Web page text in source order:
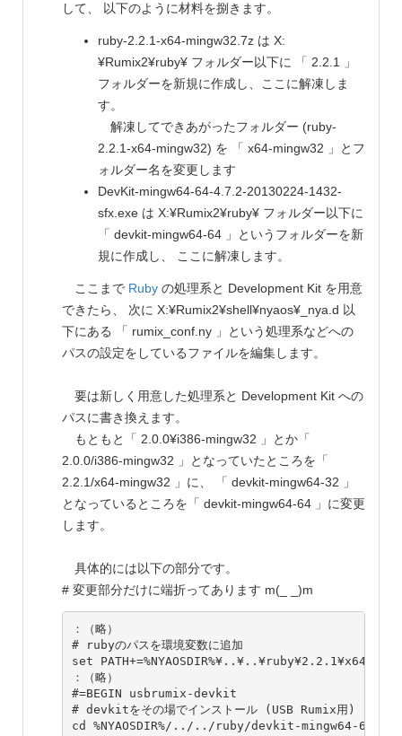
して、 以下のように材料を捌きます。
ruby-2.2.1-x64-mingw32.7z は X:
¥Rumix2¥ruby¥ フォルダー以下に 「 2.2.1 」
フォルダーを新規に作成し、ここに解凍しま
す。
解凍してできあがったフォルダー (ruby-
2.2.1-x64-mingw32) を 「 x64-mingw32 」とフ
ォルダー名を変更します
DevKit-mingw64-64-4.7.2-20130224-1432-
sfx.exe は X:¥Rumix2¥ruby¥ フォルダー以下に
「 devkit-mingw64-64 」というフォルダーを新
規に作成し、 ここに解凍します。
ここまで Ruby の処理系と Development Kit を用意
できたら、 次に X:¥Rumix2¥shell¥nyaos¥_nya.d 以
下にある 「 rumix_conf.ny 」という処理系などへの
パスの設定をしているファイルを編集します。
要は新しく用意した処理系と Development Kit への
パスに書き換えます。
もともと「 2.0.0¥i386-mingw32 」とか「
2.0.0/i386-mingw32 」となっていたところを「
2.2.1/x64-mingw32 」に、 「 devkit-mingw64-32 」
となっているところを「 devkit-mingw64-64 」に変更
します。
具体的には以下の部分です。
# 変更部分だけに端折ってあります m(_ _)m
：（略）
# rubyのパスを環境変数に追加
set PATH+=%NYAOSDIR%¥..¥..¥ruby¥2.2.1¥x64-
：（略）
#=BEGIN usbrumix-devkit
# devkitをその場でインストール (USB Rumix用)
cd %NYAOSDIR%/../../ruby/devkit-mingw64-64